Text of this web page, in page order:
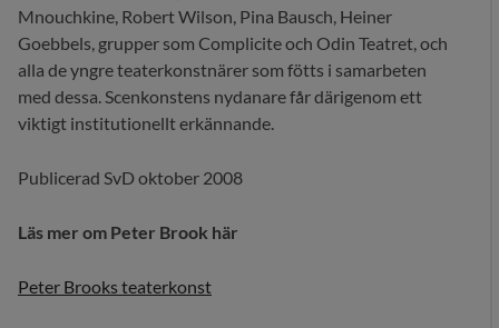
Mnouchkine, Robert Wilson, Pina Bausch, Heiner
Goebbels, grupper som Complicite och Odin Teatret, och
alla de yngre teaterkonstnärer som fötts i samarbeten
med dessa. Scenkonstens nydanare får därigenom ett
viktigt institutionellt erkännande.
Publicerad SvD oktober 2008
Läs mer om Peter Brook här
Peter Brooks teaterkonst